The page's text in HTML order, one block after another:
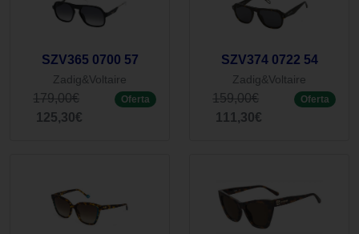
SZV365 0700 57
Zadig&Voltaire
179,00€
125,30€
Oferta
SZV374 0722 54
Zadig&Voltaire
159,00€
111,30€
Oferta